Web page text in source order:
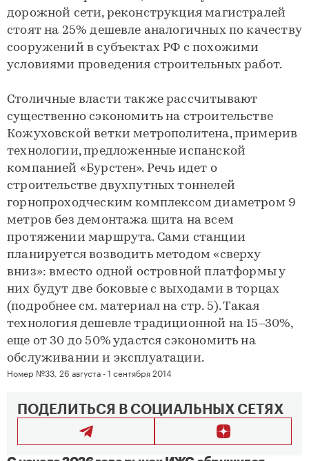
дорожной сети, реконструкция магистралей
стоят на 25% дешевле аналогичных по качеству
сооружений в субъектах РФ с похожими
условиями проведения строительных работ.
Столичные власти также рассчитывают
существенно сэкономить на строительстве
Кожуховской ветки метрополитена, примерив
технологии, предложенные испанской
компанией «Бурстен». Речь идет о
строительстве двухпутных тоннелей
горнопроходческим комплексом диаметром 9
метров без демонтажа щита на всем
протяжении маршрута. Сами станции
планируется возводить методом «сверху
вниз»: вместо одной островной платформы у
них будут две боковые с выходами в торцах
(подробнее см. материал на стр. 5). Такая
технология дешевле традиционной на 15–30%,
еще от 30 до 50% удастся сэкономить на
обслуживании и эксплуатации.
Номер №33, 26 августа - 1 сентября 2014
ПОДЕЛИТЬСЯ В СОЦИАЛЬНЫХ СЕТЯХ